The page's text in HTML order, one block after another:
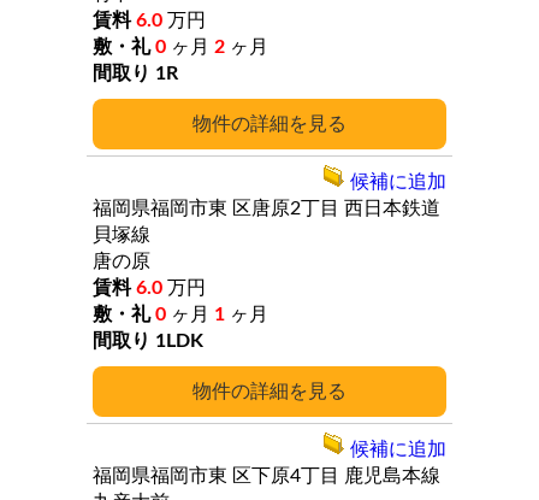
詳細
6.0 万円
0 ヶ月 2 ヶ月
1R
詳細
福岡県福岡市東 区唐原2丁目 西日本鉄道
貝塚線
唐の原
6.0 万円
0 ヶ月 1 ヶ月
1LDK
候補に追加
福岡県福岡市東 区下原4丁目
鹿児島本線
候補に追加